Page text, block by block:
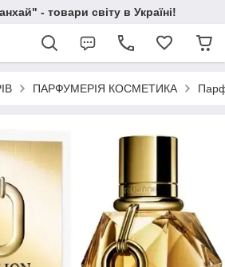
- товари світу в Україні!
ПАРФУМЕРІЯ КОСМЕТИКА